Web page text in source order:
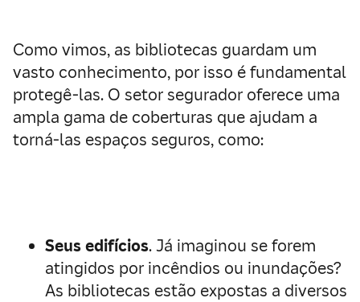
Como vimos, as bibliotecas guardam um
vasto conhecimento, por isso é fundamental
protegê-las. O setor segurador oferece uma
ampla gama de coberturas que ajudam a
torná-las espaços seguros, como:
Seus edifícios. Já imaginou se forem
atingidos por incêndios ou inundações?
As bibliotecas estão expostas a diversos